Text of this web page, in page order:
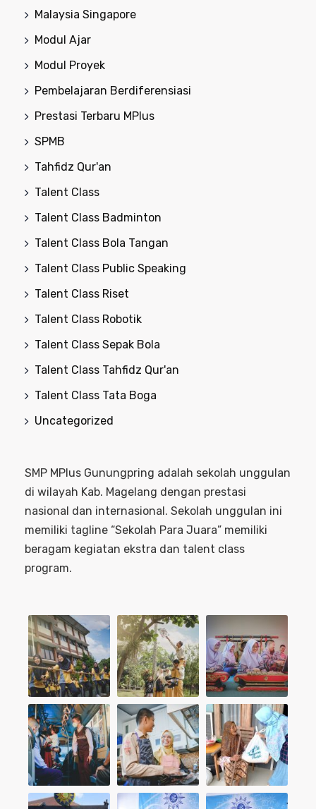
Malaysia Singapore
Modul Ajar
Modul Proyek
Pembelajaran Berdiferensiasi
Prestasi Terbaru MPlus
SPMB
Tahfidz Qur'an
Talent Class
Talent Class Badminton
Talent Class Bola Tangan
Talent Class Public Speaking
Talent Class Riset
Talent Class Robotik
Talent Class Sepak Bola
Talent Class Tahfidz Qur'an
Talent Class Tata Boga
Uncategorized
SMP MPlus Gunungpring adalah sekolah unggulan
di wilayah Kab. Magelang dengan prestasi
nasional dan internasional. Sekolah unggulan ini
memiliki tagline “Sekolah Para Juara” memiliki
beragam kegiatan ekstra dan talent class
program.